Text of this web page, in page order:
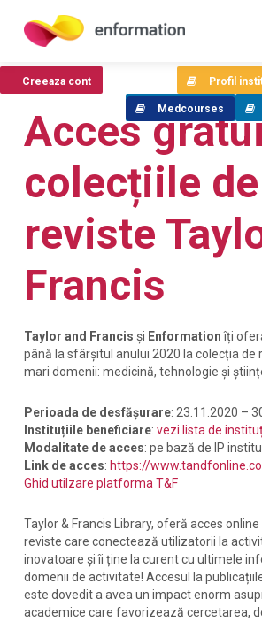
Acces
colecțiile de
reviste
Francis
Taylor and Francis și Enformationîți
până la sfârșitul anului 2020 la colecția de
mari domenii: medicină, tehnologie și
Perioada de desfășurare: 23.11.2020 –
Instituțiile beneficiare: vezi lista de
Modalitate de acces: pe bază de IP
Link de acces: https://
Ghid utilzare platforma T&F
Taylor & Francis Library, oferă acces
reviste care conectează utilizatorii la
inovatoare și îi ține la curent cu ultimele
domenii de activitate! Accesul la
este dovedit a avea un impact enorm
academice care favorizează cercetarea,
Creeaza cont Profil
Medcourses